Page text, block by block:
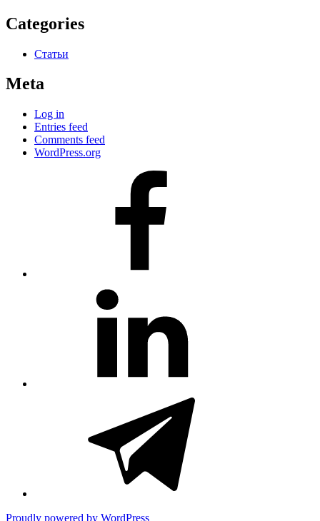
Categories
Статьи
Meta
Log in
Entries feed
Comments feed
WordPress.org
Proudly powered by WordPress